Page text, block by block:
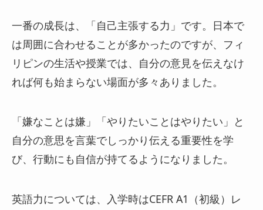
一番の成長は、「自己主張する力」です。日本で
は周囲に合わせることが多かったのですが、フィ
リピンの生活や授業では、自分の意見を伝えなけ
れば何も始まらない場面が多々ありました。
「嫌なことは嫌」「やりたいことはやりたい」と
自分の意思を言葉でしっかり伝える重要性を学
び、行動にも自信が持てるようになりました。
英語力については、入学時はCEFR A1（初級）レ